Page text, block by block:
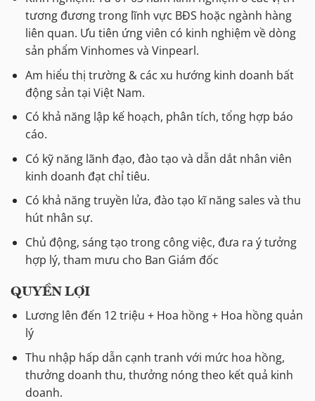
tương đương trong lĩnh vực BĐS hoặc ngành hàng
liên quan. Ưu tiên ứng viên có kinh nghiệm về dòng
sản phẩm Vinhomes và Vinpearl.
Am hiểu thị trường & các xu hướng kinh doanh bất
động sản tại Việt Nam.
Có khả năng lập kế hoạch, phân tích, tổng hợp báo
cáo.
Có kỹ năng lãnh đạo, đào tạo và dẫn dắt nhân viên
kinh doanh đạt chỉ tiêu.
Có khả năng truyền lửa, đào tạo kĩ năng sales và thu
hút nhân sự.
Chủ động, sáng tạo trong công việc, đưa ra ý tưởng
hợp lý, tham mưu cho Ban Giám đốc
QUYỀN LỢI
Lương lên đến 12 triệu + Hoa hồng + Hoa hồng quản
lý
Thu nhập hấp dẫn cạnh tranh với mức hoa hồng,
thưởng doanh thu, thưởng nóng theo kết quả kinh
doanh.